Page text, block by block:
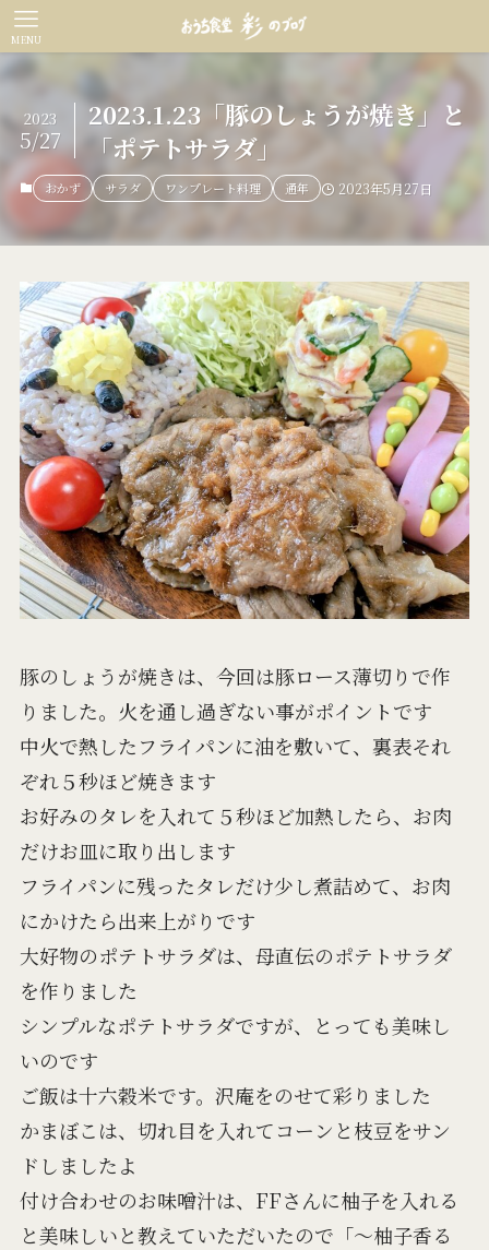
MENU
2023.1.23「豚のしょうが焼き」と
「ポテトサラダ」
2023
5/27
おかず サラダ ワンプレート料理 通年 2023年5月27日
豚のしょうが焼きは、今回は豚ロース薄切りで作
りました。火を通し過ぎない事がポイントです
中火で熱したフライパンに油を敷いて、裏表それ
ぞれ５秒ほど焼きます
お好みのタレを入れて５秒ほど加熱したら、お肉
だけお皿に取り出します
フライパンに残ったタレだけ少し煮詰めて、お肉
にかけたら出来上がりです
大好物のポテトサラダは、母直伝のポテトサラダ
を作りました
シンプルなポテトサラダですが、とっても美味し
いのです
ご飯は十六穀米です。沢庵をのせて彩りました
かまぼこは、切れ目を入れてコーンと枝豆をサン
ドしましたよ
付け合わせのお味噌汁は、FFさんに柚子を入れる
と美味しいと教えていただいたので「～柚子香る